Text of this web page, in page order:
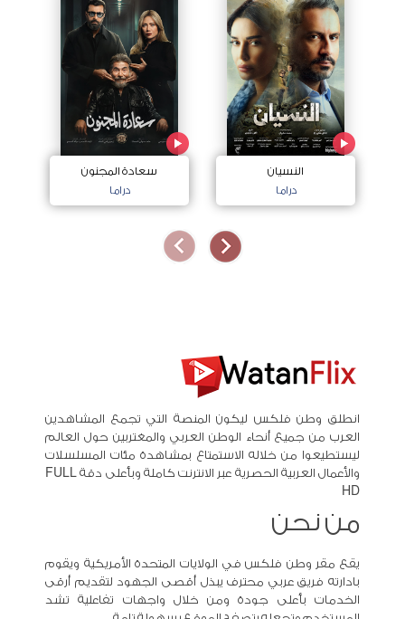
النسيان
دراما
سعادة المجنون
دراما
انطلق وطن فلكس ليكون المنصة التي تجمع المشاهدين
العرب من جميع أنحاء الوطن العربي والمغتربين حول العالم
ليستطيعوا من خلاله الاستمتاع بمشاهدة مئات المسلسلات
والأعمال العربية الحصرية عبر الانترنت كاملة وبأعلى دقة FULL
HD
من نحن
يقع مقر وطن فلكس في الولايات المتحدة الأمريكية ويقوم
بادارته فريق عربي محترف يبذل أقصى الجهود لتقديم أرقى
الخدمات بأعلى جودة ومن خلال واجهات تفاعلية تشد